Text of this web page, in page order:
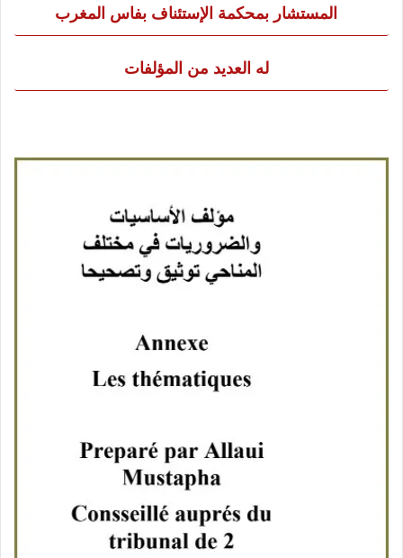
المستشار بمحكمة الإستئناف بفاس المغرب
له العديد من المؤلفات